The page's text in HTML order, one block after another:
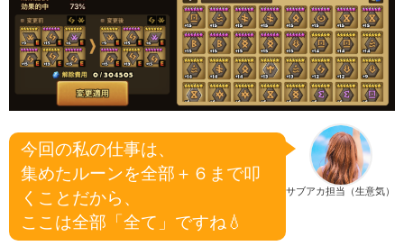
サブアカ担当（生意気）
今回の私の仕事は、
集めたルーンを全部＋６まで叩
くことだから、
ここは全部「全て」ですね💧